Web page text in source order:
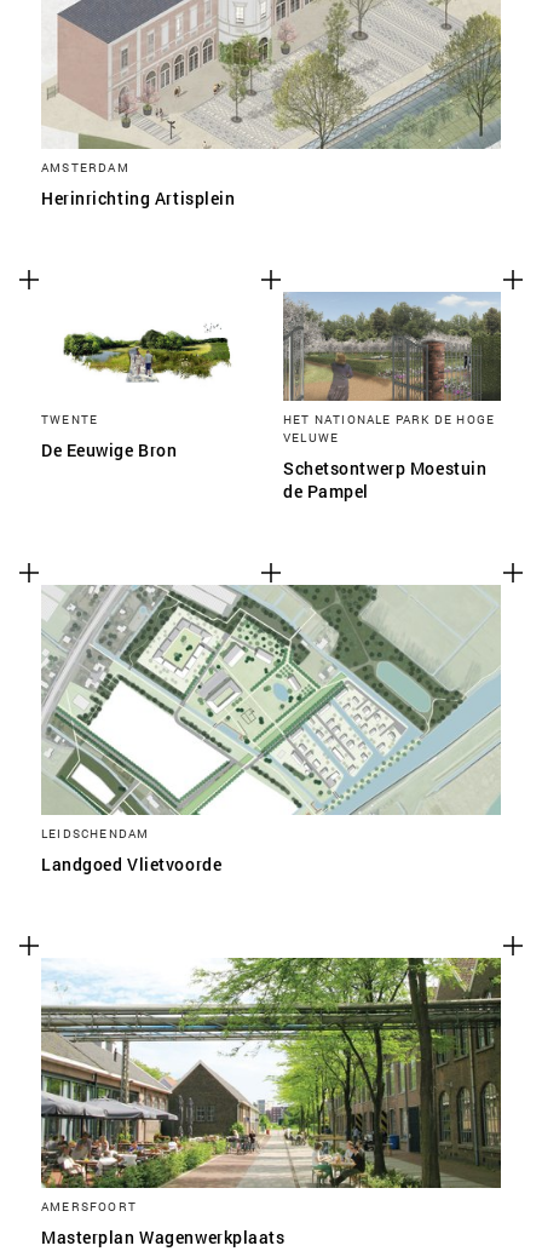
AMSTERDAM
Herinrichting Artisplein
TWENTE
De Eeuwige Bron
HET NATIONALE PARK DE HOGE
VELUWE
Schetsontwerp Moestuin
de Pampel
LEIDSCHENDAM
Landgoed Vlietvoorde
AMERSFOORT
Masterplan Wagenwerkplaats